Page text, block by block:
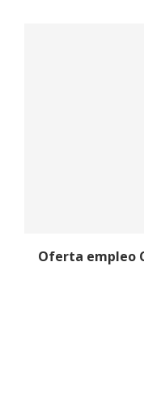
Oferta empleo